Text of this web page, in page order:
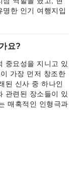
한 인기 여행지입
요?
중요성을 지니고 있
가장 먼저 창조한
된 신사 중 하나인
관련된 장소들이 있
매혹적인 인형극과